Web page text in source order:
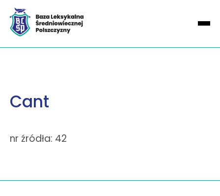
Cant
nr źródła: 42